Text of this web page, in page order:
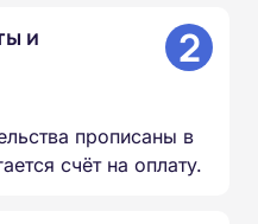
и
2
прописаны в
счёт на оплату.